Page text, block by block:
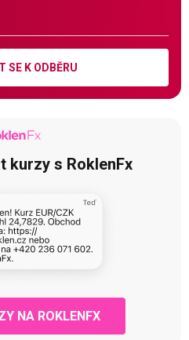
SE K ODBĚRU
kurzy s RoklenFx
NA ROKLENFX